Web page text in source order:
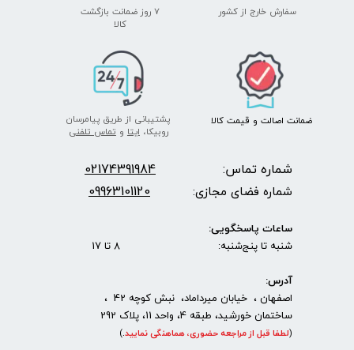
پشتیبانی از طریق پیامرسان
روبیکا،ایتا وتماس تلفنی
سفارش خارج از کشور
۷ روز ضمانت بازگشت
​​​​​​​کالا
ضمانت اصالت و قیمت​​​​​​​ کالا ​​​​​​​
شماره تماس: 02174391984
شماره فضای مجازی: 09963101120
ساعات پاسخگویی:
شنبه تا پنج‌شنبه: 8 تا 17
آدرس:
اصفهان ، خیابان میرداماد، نبش کوچه 42 ،
ساختمان خورشید، طبقه 4، واحد 11، پلاک 292
(لطفا قبل از مراجعه حضوری، هماهنگی نمایید.
)